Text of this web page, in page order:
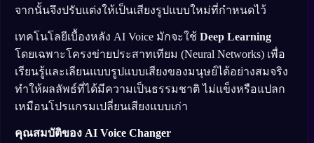
จากนั้นจึงปรับแต่งให้เป็นเสียงรูปแบบใหม่ที่กำหนดไว้
เทคโนโลยีเบื้องหลัง AI Voice มักจะใช้ Deep Learning
โดยเฉพาะโครงข่ายประสาทเทียม (Neural Networks) เพื่อ
เรียนรู้และเลียนแบบรูปแบบเสียงของมนุษย์ได้อย่างสมจริง
ทำให้ผลลัพธ์ที่ได้มีความเป็นธรรมชาติ ไม่แข็งหรือแปลก
เหมือนโปรแกรมเปลี่ยนเสียงแบบเก่า
คุณสมบัติของ AI Voice Changer